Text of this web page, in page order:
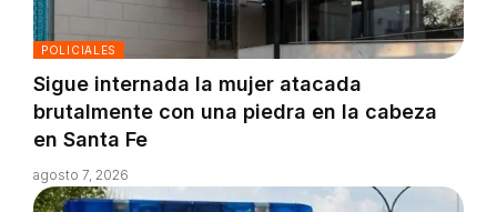
POLICIALES
Sigue internada la mujer atacada
brutalmente con una piedra en la cabeza
en Santa Fe
agosto 7, 2026